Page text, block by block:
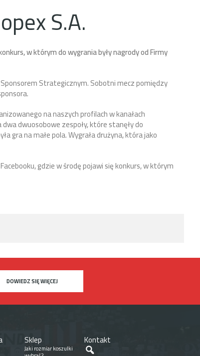
S.A.
w którym do wygrania były nagrody od Firmy
Strategicznym. Sobotni mecz pomiędzy
na naszych profilach w kanałach
dwuosobowe zespoły, które stanęły do
gra na małe pola. Wygrała drużyna, która jako
gdzie w środę pojawi się konkurs, w którym
DOWIEDZ SIĘ WIĘCEJ
Sklep
Jaki rozmiar koszulki
Kontakt